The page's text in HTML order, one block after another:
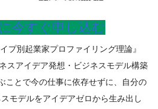
今すぐ申し込む
プ別起業家プロファイリング理論』
スアイデア発想・ビジネスモデル構築
ことで今の仕事に依存せずに、自分の
モデルをアイデアゼロから生み出し